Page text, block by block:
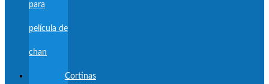
para
película de
chan
Cortinas